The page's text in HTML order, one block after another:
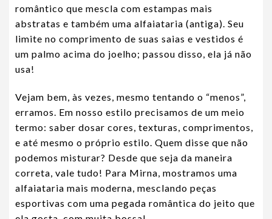
romântico que mescla com estampas mais
abstratas e também uma alfaiataria (antiga). Seu
limite no comprimento de suas saias e vestidos é
um palmo acima do joelho; passou disso, ela já não
usa!
Vejam bem, às vezes, mesmo tentando o “menos”,
erramos. Em nosso estilo precisamos de um meio
termo: saber dosar cores, texturas, comprimentos,
e até mesmo o próprio estilo. Quem disse que não
podemos misturar? Desde que seja da maneira
correta, vale tudo! Para Mirna, mostramos uma
alfaiataria mais moderna, mesclando peças
esportivas com uma pegada romântica do jeito que